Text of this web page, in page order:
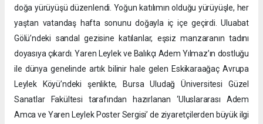
doğa yürüyüşü düzenlendi. Yoğun katılımın olduğu yürüyüşle, her
yaştan vatandaş hafta sonunu doğayla iç içe geçirdi. Uluabat
Gölü’ndeki sandal gezisine katılanlar, eşsiz manzaranın tadını
doyasıya çıkardı. Yaren Leylek ve Balıkçı Adem Yılmaz’ın dostluğu
ile dünya genelinde artık bilinir hale gelen Eskikaraağaç Avrupa
Leylek Köyü’ndeki şenlikte, Bursa Uludağ Üniversitesi Güzel
Sanatlar Fakültesi tarafından hazırlanan ‘Uluslararası Adem
Amca ve Yaren Leylek Poster Sergisi’ de ziyaretçilerden büyük ilgi